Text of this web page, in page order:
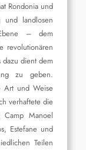
Rondonia und
landlosen
– dem
revolutionären
dazu dient dem
zu geben.
Art und Weise
verhaftete die
Manoel
Estefane und
Teilen